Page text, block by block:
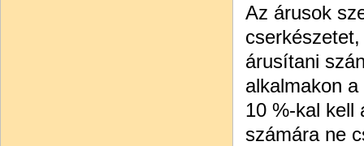
Az árusok
árusítani
alkalmakon
10 %-kal kell
számára ne